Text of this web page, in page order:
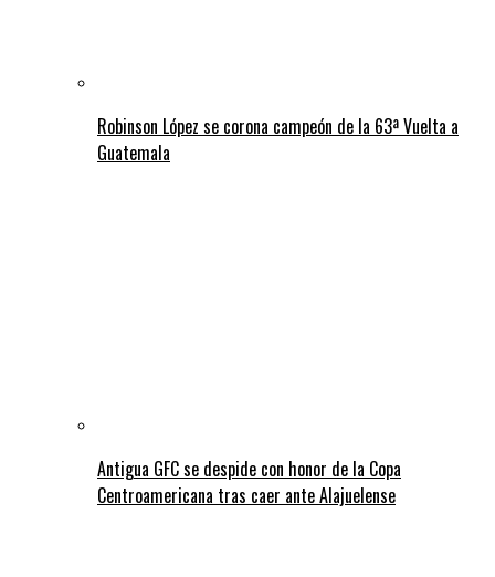
Robinson López se corona campeón de la 63ª Vuelta a
Guatemala
Antigua GFC se despide con honor de la Copa
Centroamericana tras caer ante Alajuelense